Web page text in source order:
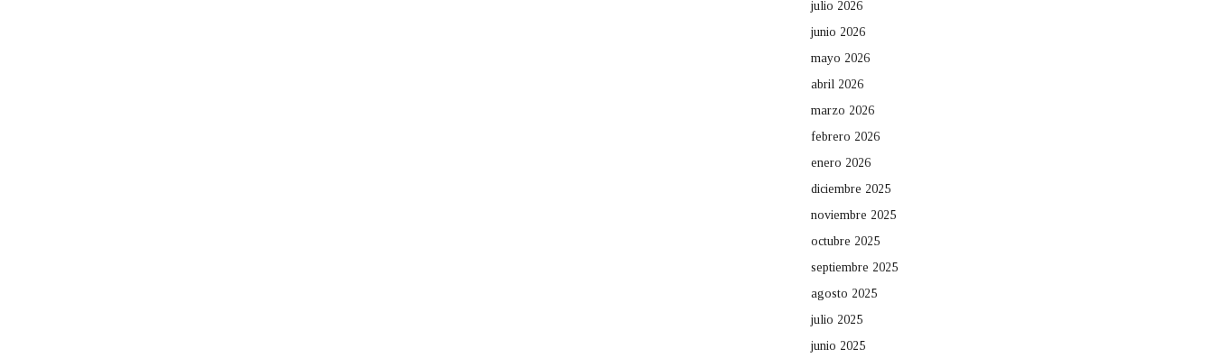
julio 2026
junio 2026
mayo 2026
abril 2026
marzo 2026
febrero 2026
enero 2026
diciembre 2025
noviembre 2025
octubre 2025
septiembre 2025
agosto 2025
julio 2025
junio 2025